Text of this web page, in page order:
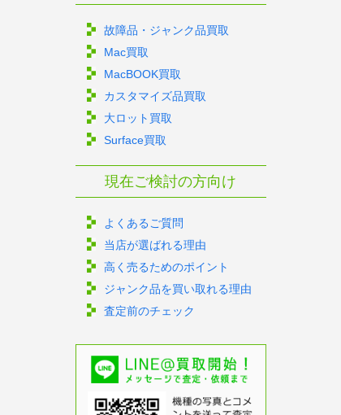
故障品・ジャンク品買取
Mac買取
MacBOOK買取
カスタマイズ品買取
大ロット買取
Surface買取
現在ご検討の方向け
よくあるご質問
当店が選ばれる理由
高く売るためのポイント
ジャンク品を買い取れる理由
査定前のチェック